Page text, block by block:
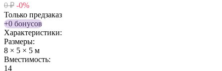
0 ₽ -0%
Только предзаказ
+0 бонусов
Характеристики:
Размеры:
8 × 5 × 5 м
Вместимость:
14